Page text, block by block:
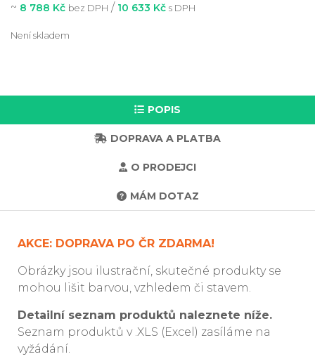
~ 8 788 Kč bez DPH / 10 633 Kč s DPH
Není skladem
POPIS
DOPRAVA A PLATBA
O PRODEJCI
MÁM DOTAZ
AKCE: DOPRAVA PO ČR ZDARMA!
Obrázky jsou ilustrační, skutečné produkty se
mohou lišit barvou, vzhledem či stavem.
Detailní seznam produktů naleznete níže.
Seznam produktů v .XLS (Excel) zasíláme na
vyžádání.